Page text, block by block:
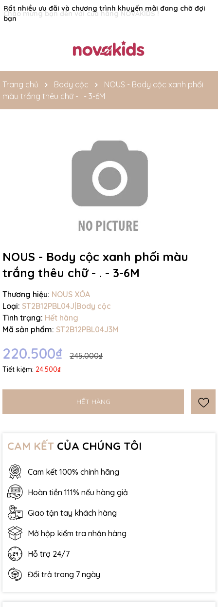
Rất nhiều ưu đãi và chương trình khuyến mãi đang chờ đợi
bạn
Trang chủ Body cộc
NOUS - Body cộc xanh phối
màu trắng thêu chữ - . - 3-6M
NOUS - Body cộc xanh phối màu
trắng thêu chữ - . - 3-6M
Thương hiệu: NOUS XÓA
Loại: ST2B12PBL04J|Body cộc
Tình trạng: Hết hàng
Mã sản phẩm: ST2B12PBL04J3M
220.500₫ 245.000₫
Tiết kiệm: 24.500₫
HẾT HÀNG
CAM KẾT CỦA CHÚNG TÔI
Cam kết 100% chính hãng
Hoàn tiền 111% nếu hàng giả
Giao tận tay khách hàng
Mở hộp kiểm tra nhận hàng
Hỗ trợ 24/7
Đổi trả trong 7 ngày
Mã giảm giá:
Ngày hết hạn:
Điều kiện: